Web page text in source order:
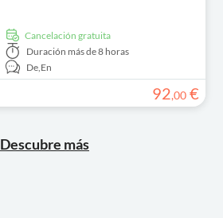
cancelación gratuita
Duración más de 8 horas
De,En
92,00 €
Descubre más